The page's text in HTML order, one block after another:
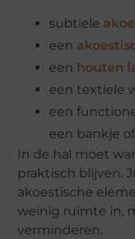
subtiele
een
een houten
een textiele
een
een bankje
In de hal moet
praktisch blijven.
akoestische
weinig ruimte in,
verminderen.